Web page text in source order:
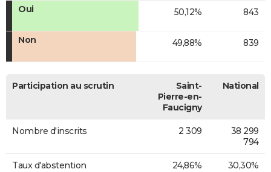
Oui
50,12% 843
Non 49,88% 839
Participation au scrutin
Saint-
Pierre-en-
Faucigny
National
Nombre d'inscrits 2 309
38 299
794
Taux d'abstention 24,86% 30,30%